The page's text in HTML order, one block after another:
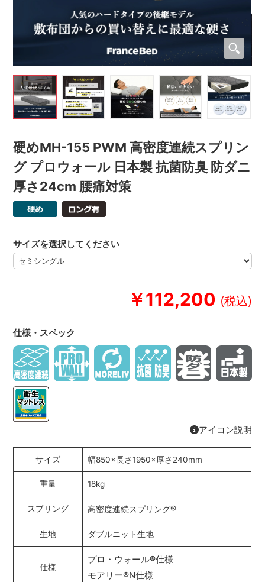
硬めMH-155 PWM 高密度連続スプリン
グ プロウォール 日本製 抗菌防臭 防ダニ
厚さ24cm 腰痛対策
￥112,200
サイズを選択してください
仕様・スペック
アイコン説明
サイズ 幅850×長さ1950×厚さ240mm
重量 18kg
スプリング 高密度連続スプリング®
生地 ダブルニット生地
仕様
プロ・ウォール®仕様
モアリー®N仕様